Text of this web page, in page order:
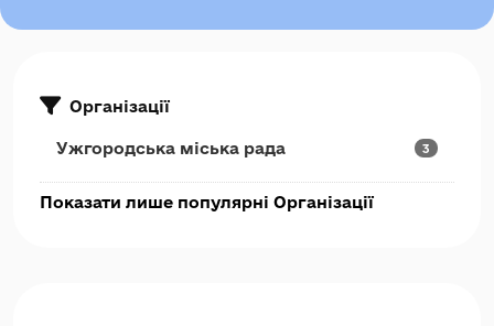
Організації
Ужгородська міська рада 3
Показати лише популярні Організації